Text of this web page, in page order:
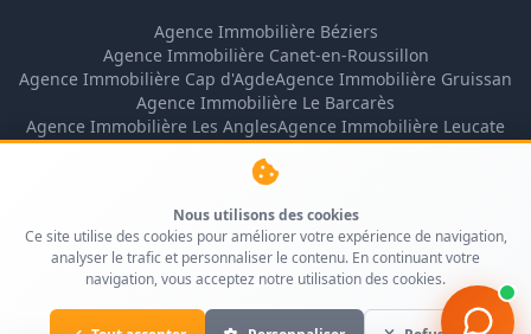
Nous utilisons des cookies
Ce site utilise des cookies pour améliorer votre expérience de navigation,
analyser le trafic et personnaliser le contenu. En continuant votre
navigation, vous acceptez notre utilisation des cookies.
Agence Immobilière Béziers
Agence Immobilière Canet-en-Roussillon
Agence Immobilière Cap d'AgdeAgence Immobilière Gruissan
Agence Immobilière Le Barcarès
Agence Immobilière Les AnglesAgence Immobilière Leucate
Agence Immobilière Lézignan-Corbières
Agence Immobilière Montpellier
Agence Immobilière Narbonne-Plage
Agence Immobilière Perpignan
Agence Immobilière Port-la-Nouvelle
Agence Immobilière Rivesaltes
Agence Immobilière Saint-Cyprien